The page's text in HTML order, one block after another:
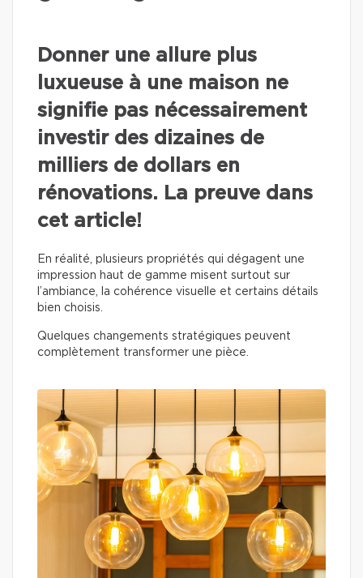
Donner une allure plus
luxueuse à une maison ne
signifie pas nécessairement
investir des dizaines de
milliers de dollars en
rénovations. La preuve dans
cet article!
En réalité, plusieurs propriétés qui dégagent une
impression haut de gamme misent surtout sur
l’ambiance, la cohérence visuelle et certains détails
bien choisis.
Quelques changements stratégiques peuvent
complètement transformer une pièce.